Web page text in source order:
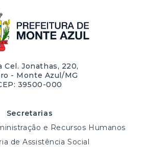
Cel. Jonathas, 220,
- Monte Azul/MG
39500-000
Secretarias
e Recursos Humanos
de Assistência Social